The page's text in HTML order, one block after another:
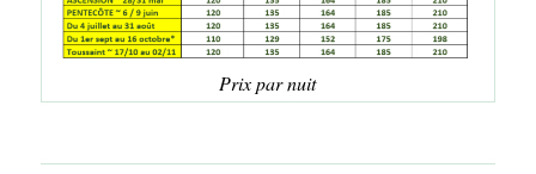
Prix par nuit